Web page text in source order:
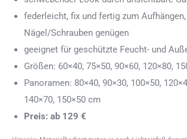
federleicht, fix und fertig zum
Nägel/Schrauben genügen
geeignet für geschützte Feucht- und
Größen: 60×40, 75×50, 90×60, 120×80,
Panoramen: 80×40, 90×30, 100×50,
140×70, 150×50 cm
Preis: ab 129 €